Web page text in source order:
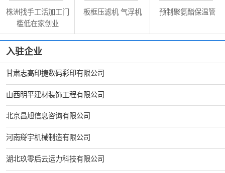
株洲找手工活加工门
槛低在家创业
板框压滤机 气浮机 预制聚氨酯保温管
入驻企业
甘肃志高印捷数码彩印有限公司
山西明平建材装饰工程有限公司
北京昌旭信息咨询有限公司
河南搿宇机械制造有限公司
湖北玖零后云运力科技有限公司